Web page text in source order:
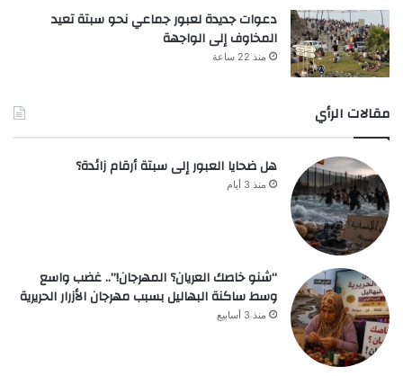
دعوات جديدة لعبور جماعي نحو سبتة تعيد
المخاوف إلى الواجهة
منذ 22 ساعة
مقالات الرأي
هل ضحايا العبور إلى سبتة أرقام زائدة؟
منذ 3 أيام
“شنو خاصك العريان؟ المهرجان!”.. غضب واسع
وسط ساكنة البهاليل بسبب مهرجان الأزرار الحريرية
منذ 3 أسابيع